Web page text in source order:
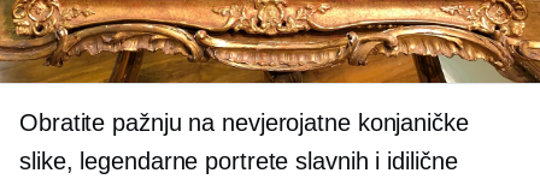
Obratite pažnju na nevjerojatne konjaničke
slike, legendarne portrete slavnih i idilične